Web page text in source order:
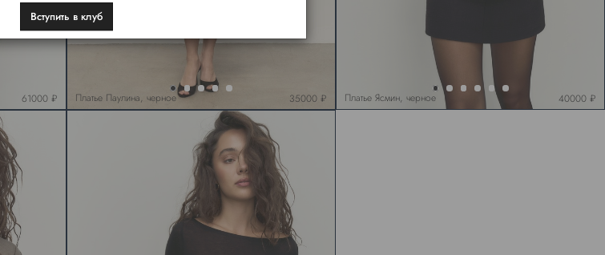
61000 ₽ Платье Паулина, черное 35000 ₽ Платье Ясмин, черное 40000 ₽
Вступить в клуб